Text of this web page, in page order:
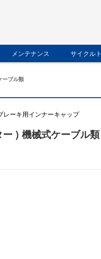
メンテナンス サイクル
ーブル類
レーキ用インナーキャップ
) 機械式ケーブル